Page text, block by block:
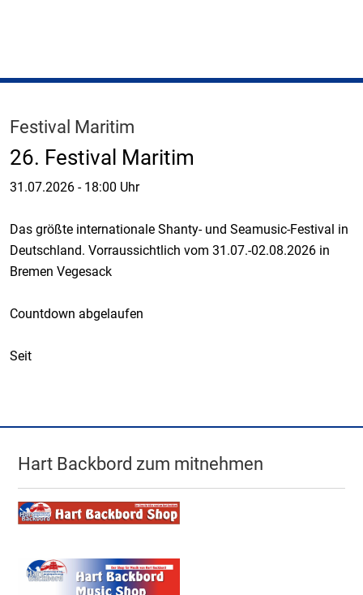
Festival Maritim
26. Festival Maritim
31.07.2026 - 18:00 Uhr
Das größte internationale Shanty- und Seamusic-Festival in
Deutschland. Vorraussichtlich vom 31.07.-02.08.2026 in
Bremen Vegesack
Countdown abgelaufen
Seit
Hart Backbord zum mitnehmen